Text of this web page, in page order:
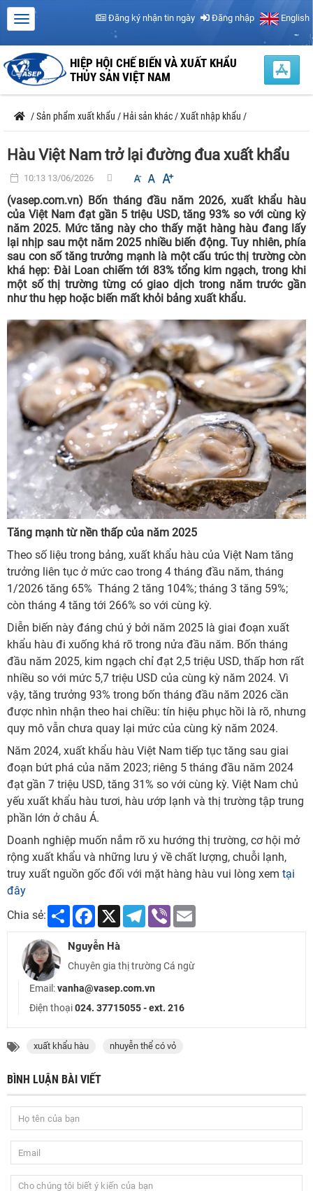
Đăng ký nhận tin ngày Đăng nhập English
HIỆP HỘI CHẾ BIẾN VÀ XUẤT KHẨU
THỦY SẢN VIỆT NAM
/Sản phẩm xuất khẩu / Hải sản khác /Xuất nhập khẩu /
Hàu Việt Nam trở lại đường đua xuất khẩu
10:13 13/06/2026
(vasep.com.vn) Bốn tháng đầu năm 2026, xuất khẩu hàu
của Việt Nam đạt gần 5 triệu USD, tăng 93% so với cùng kỳ
năm 2025. Mức tăng này cho thấy mặt hàng hàu đang lấy
lại nhịp sau một năm 2025 nhiều biến động. Tuy nhiên, phía
sau con số tăng trưởng mạnh là một cấu trúc thị trường còn
khá hẹp: Đài Loan chiếm tới 83% tổng kim ngạch, trong khi
một số thị trường từng có giao dịch trong năm trước gần
như thu hẹp hoặc biến mất khỏi bảng xuất khẩu.
Tăng mạnh từ nền thấp của năm 2025
Theo số liệu trong bảng, xuất khẩu hàu của Việt Nam tăng
trưởng liên tục ở mức cao trong 4 tháng đầu năm, tháng
1/2026 tăng 65% Tháng 2 tăng 104%; tháng 3 tăng 59%;
còn tháng 4 tăng tới 266% so với cùng kỳ.
Diễn biến này đáng chú ý bởi năm 2025 là giai đoạn xuất
khẩu hàu đi xuống khá rõ trong nửa đầu năm. Bốn tháng
đầu năm 2025, kim ngạch chỉ đạt 2,5 triệu USD, thấp hơn rất
nhiều so với mức 5,7 triệu USD của cùng kỳ năm 2024. Vì
vậy, tăng trưởng 93% trong bốn tháng đầu năm 2026 cần
được nhìn nhận theo hai chiều: tín hiệu phục hồi là rõ, nhưng
quy mô vẫn chưa quay lại mức của cùng kỳ năm 2024.
Năm 2024, xuất khẩu hàu Việt Nam tiếp tục tăng sau giai
đoạn bứt phá của năm 2023; riêng 5 tháng đầu năm 2024
đạt gần 7 triệu USD, tăng 31% so với cùng kỳ. Việt Nam chủ
yếu xuất khẩu hàu tươi, hàu ướp lạnh và thị trường tập trung
phần lớn ở châu Á.
Doanh nghiệp muốn nắm rõ xu hướng thị trường, cơ hội mở
rộng xuất khẩu và những lưu ý về chất lượng, chuỗi lạnh,
truy xuất nguồn gốc đối với mặt hàng hàu vui lòng xem tại
đây
Chia sẻ:
Share Facebook
X Telegram
Viber
Nguyễn Hà
Chuyên gia thị trường Cá ngừ
Email:vanha@vasep.com.vn
Điện thoại024. 37715055 - ext. 216
xuất khẩu hàu nhuyễn thể có vỏ
BÌNH LUẬN BÀI VIẾT